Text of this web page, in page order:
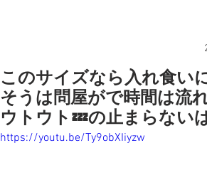
このサイズなら入れ食い
そうは問屋がで時間は流
ウトウト💤の止まらない
https://youtu.be/Ty9obXIiyzw